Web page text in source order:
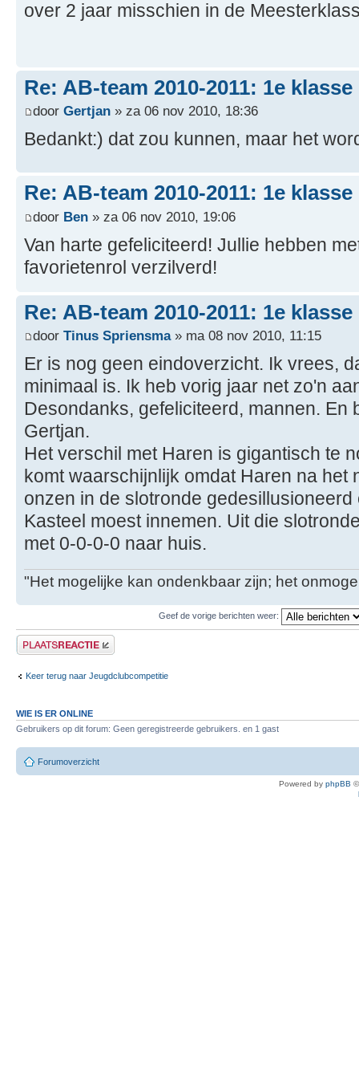
over 2 jaar misschien in de
Re: AB-team 2010-2011: 1e klasse
door Gertjan » za 06 nov 2010, 18:36
Bedankt:) dat zou kunnen, maar het
Re: AB-team 2010-2011: 1e klasse
door Ben » za 06 nov 2010, 19:06
Van harte gefeliciteerd! Jullie hebben
favorietenrol verzilverd!
Re: AB-team 2010-2011: 1e klasse
door Tinus Spriensma» ma 08 nov 2010, 11:15
Er is nog geen eindoverzicht. Ik vrees,
minimaal is. Ik heb vorig jaar net zo'n
Desondanks, gefeliciteerd, mannen. En
Gertjan.
Het verschil met Haren is gigantisch te
komt waarschijnlijk omdat Haren na het
onzen in de slotronde
Kasteel moest innemen. Uit die
met 0-0-0-0 naar huis.
"Het mogelijke kan ondenkbaar zijn; het
Geef de vorige berichten weer:
Plaats een reactie
Keer terug naar Jeugdclubcompetitie
WIE IS ER ONLINE
Gebruikers op dit forum: Geen geregistreerde gebruikers. en 1 gast
Forumoverzicht
Powered by phpBB